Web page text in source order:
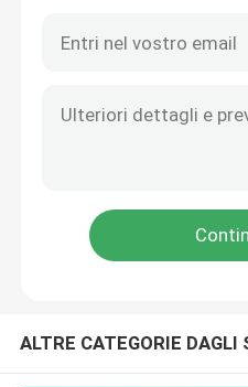
Ritiratori usati
Miniescavatore
ALTRE CATEGORIE